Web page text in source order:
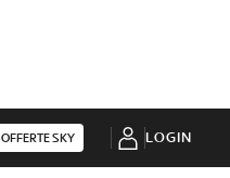
OFFERTE SKY LOGIN